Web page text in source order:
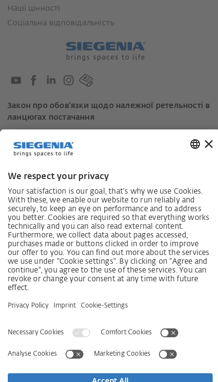
Наші цінності
Соціальна відповідальність
Закон про обов'язки щодо належної ретельності в
ланцюгах постачання
Інформаційний лист для постачальників щодо
Закону про належну обачність у ланцюгах
людини
Процедура подання та розгляду скарг відповідно
до Закону про належну обачність у ланцюгах
постачання
Довідкові дані AGB
Політика конфіденційності
Сервіси